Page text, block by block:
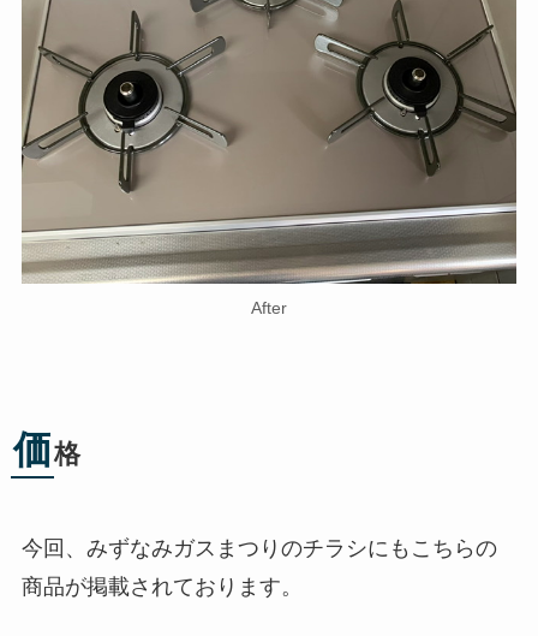
After
価格
今回、みずなみガスまつりのチラシにもこちらの
商品が掲載されております。